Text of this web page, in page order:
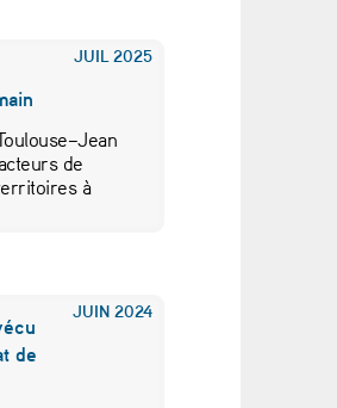
JUIL 2025
de
à
JUIN 2024
de